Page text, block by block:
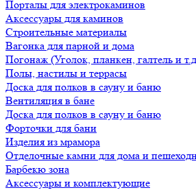
Порталы для электрокаминов
Аксессуары для каминов
Строительные материалы
Вагонка для парной и дома
Погонаж (Уголок, планкен, галтель и
Полы, настилы и террасы
Доска для полков в сауну и баню
Вентиляция в бане
Доска для полков в сауну и баню
Форточки для бани
Изделия из мрамора
Отделочные камни для дома и
Барбекю зона
Аксессуары и комплектующие